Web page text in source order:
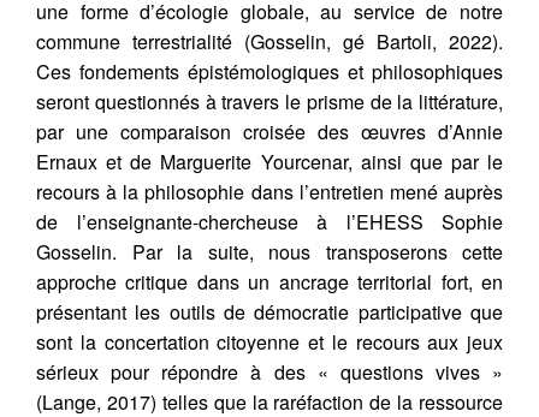
une forme d’écologie globale, au service de notre
commune terrestrialité (Gosselin, gé Bartoli, 2022).
Ces fondements épistémologiques et philosophiques
seront questionnés à travers le prisme de la littérature,
par une comparaison croisée des œuvres d’Annie
Ernaux et de Marguerite Yourcenar, ainsi que par le
recours à la philosophie dans l’entretien mené auprès
de l’enseignante-chercheuse à l’EHESS Sophie
Gosselin. Par la suite, nous transposerons cette
approche critique dans un ancrage territorial fort, en
présentant les outils de démocratie participative que
sont la concertation citoyenne et le recours aux jeux
sérieux pour répondre à des « questions vives »
(Lange, 2017) telles que la raréfaction de la ressource